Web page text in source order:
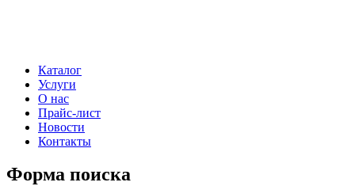
Каталог
Услуги
О нас
Прайс-лист
Новости
Контакты
Форма поиска